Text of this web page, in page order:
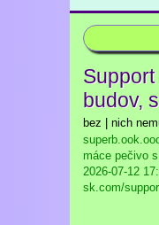
budov,
bez | nich
máce pečivo
2026-07-12
sk.com/